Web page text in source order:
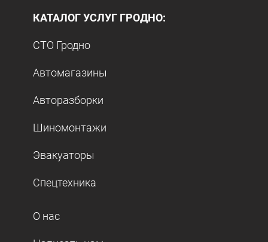
КАТАЛОГ УСЛУГ ГРОДНО:
СТО Гродно
Автомагазины
Авторазборки
Шиномонтажи
Эвакуаторы
Спецтехника
О нас